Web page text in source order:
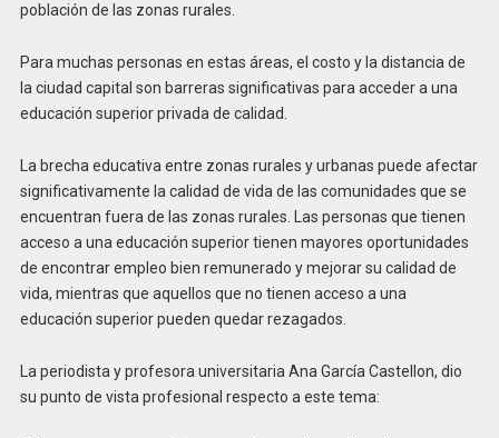
población de las zonas rurales.
Para muchas personas en estas áreas, el costo y la distancia de
la ciudad capital son barreras significativas para acceder a una
educación superior privada de calidad.
La brecha educativa entre zonas rurales y urbanas puede afectar
significativamente la calidad de vida de las comunidades que se
encuentran fuera de las zonas rurales. Las personas que tienen
acceso a una educación superior tienen mayores oportunidades
de encontrar empleo bien remunerado y mejorar su calidad de
vida, mientras que aquellos que no tienen acceso a una
educación superior pueden quedar rezagados.
La periodista y profesora universitaria Ana García Castellon, dio
su punto de vista profesional respecto a este tema: